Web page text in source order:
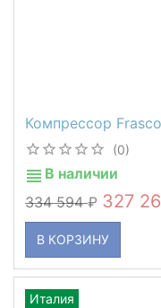
Компрессор
(0)
В наличии
334 594
327
В КОРЗИНУ
Италия